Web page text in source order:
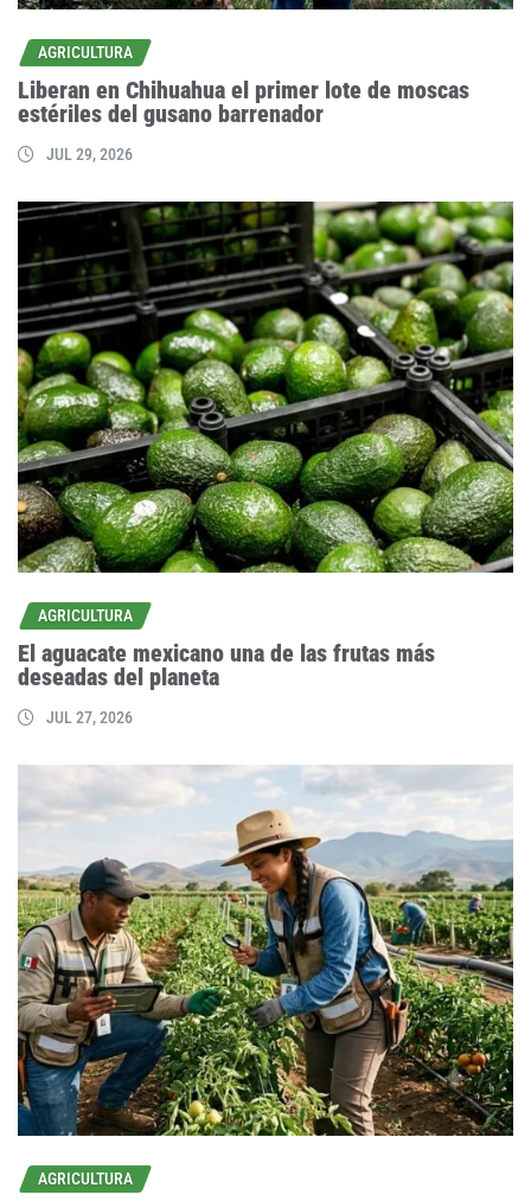
AGRICULTURA
Liberan en Chihuahua el primer lote de moscas
estériles del gusano barrenador
JUL 29, 2026
AGRICULTURA
El aguacate mexicano una de las frutas más
deseadas del planeta
JUL 27, 2026
AGRICULTURA